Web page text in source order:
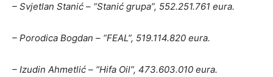
– Svjetlan Stanić – “Stanić grupa”, 552.251.761 eura.
– Porodica Bogdan – “FEAL”, 519.114.820 eura.
– Izudin Ahmetlić – “Hifa Oil”, 473.603.010 eura.